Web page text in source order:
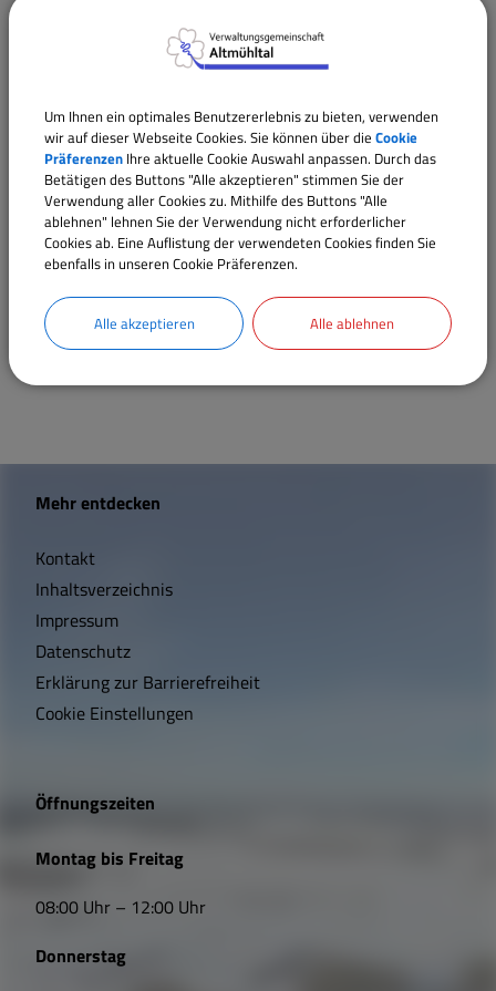
Personalwesen
Abteilung 2 / Finanzverwaltung
Sachgebiet 20 / Kämmerei, Hochbau
Sachgebiet 21 / Kasse, Liegenschaften,
Steuern und Gebühren
Abteilung 3 / Bürger- und Bauamt
Sachgebiet 30 / Bürgeramt, Öffentliche
Sicherheit und Ordnung
Sachgebiet 31 / Bauamt, Tiefbau und
W
c
h
t
i
e
L
n
k
Mehr entdecken
Kontakt
Inhaltsverzeichnis
Impressum
Datenschutz
Erklärung zur Barrierefreiheit
Cookie Einstellungen
Öffnungszeiten
Montag bis Freitag
08:00 Uhr – 12:00 Uhr
Donnerstag
Um Ihnen ein optimales Benutzererlebnis zu bieten, verwenden
wir auf dieser Webseite Cookies. Sie können über die Cookie
Präferenzen Ihre aktuelle Cookie Auswahl anpassen. Durch das
Betätigen des Buttons "Alle akzeptieren" stimmen Sie der
Verwendung aller Cookies zu. Mithilfe des Buttons "Alle
ablehnen" lehnen Sie der Verwendung nicht erforderlicher
Cookies ab. Eine Auflistung der verwendeten Cookies finden Sie
ebenfalls in unseren Cookie Präferenzen.
Alle akzeptieren Alle ablehnen